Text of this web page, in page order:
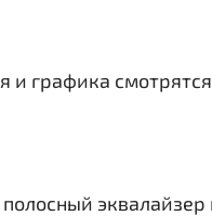
графика